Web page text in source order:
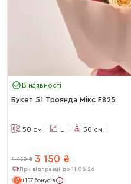
В наявності
Букет 51 Троянда Мікс F825
50 см L 50 см
4 450 ₴ 3 150 ₴
При відправці до 11.08.26
+157 бонусів